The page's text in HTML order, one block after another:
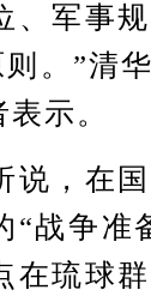
、军事
。”清
示。
，在国
“战争准
在琉球